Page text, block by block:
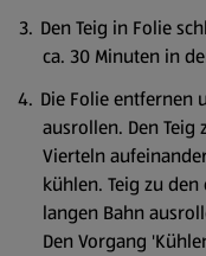
Den Teig in Folie
ca. 30 Minuten in
Die Folie entfernen
ausrollen. Den
Vierteln
kühlen. Teig zu
langen Bahn
Den Vorgang